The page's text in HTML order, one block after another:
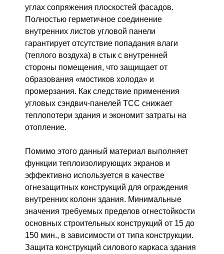
углах сопряжения плоскостей фасадов.
Полностью герметичное соединение
внутренних листов угловой панели
гарантирует отсутствие попадания влаги
(теплого воздуха) в стык с внутренней
стороны помещения, что защищает от
образования «мостиков холода» и
промерзания. Как следствие применения
угловых сэндвич-панелей ТСС снижает
теплопотери здания и экономит затраты на
отопление.
Помимо этого данный материал выполняет
функции теплоизолирующих экранов и
эффективно используется в качестве
огнезащитных конструкций для ограждения
внутренних колонн здания. Минимальные
значения требуемых пределов огнестойкости
основных строительных конструкций от 15 до
150 мин., в зависимости от типа конструкции.
Защита конструкций силового каркаса здания